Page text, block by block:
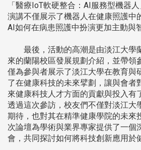
「醫療IoT軟硬整合：AI服務型機器
演講不僅展示了機器人在健康照護中
AI如何在病患照護中扮演更加主動與
最後，活動的高潮是由淡江大學
來的蘭陽校區發展規劃介紹，並帶領
僅為參與者展示了淡江大學在教育與
了在健康科技的未來擘劃，讓與會者
來健康科技人才方面的貢獻與投入有
透過這次參訪，校友們不僅對淡江大
期待，也對其在精準健康學院的未來
次論壇為學術與業界專家提供了一個
會，共同探討如何將科技創新應用於